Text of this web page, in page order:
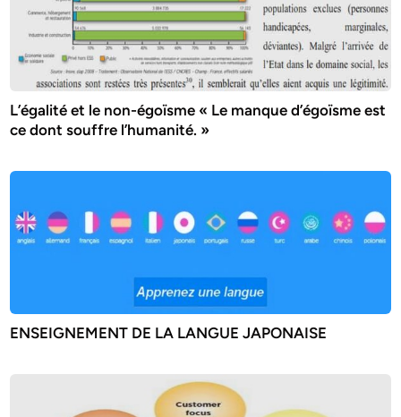
L’égalité et le non-égoïsme « Le manque d’égoïsme est
ce dont souffre l’humanité. »
ENSEIGNEMENT DE LA LANGUE JAPONAISE